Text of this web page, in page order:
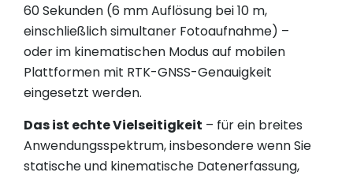
60 Sekunden (6 mm Auflösung bei 10 m,
einschließlich simultaner Fotoaufnahme) –
oder im kinematischen Modus auf mobilen
Plattformen mit RTK-GNSS-Genauigkeit
eingesetzt werden.
Das ist echte Vielseitigkeit – für ein breites
Anwendungsspektrum, insbesondere wenn Sie
statische und kinematische Datenerfassung,